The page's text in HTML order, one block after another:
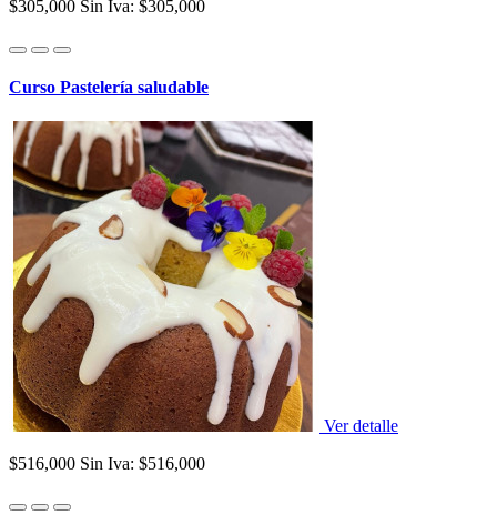
$305,000 Sin Iva: $305,000
Curso Pastelería saludable
Ver detalle
$516,000 Sin Iva: $516,000